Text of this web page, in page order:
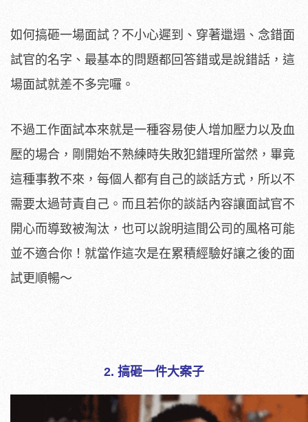
如何搞砸一場面試？不小心遲到、穿著邋遢、念錯面
試官的名字、最基本的問題都回答錯或是說錯話，這
場面試就差不多完囉。
不過工作面試本來就是一種容易使人增加壓力以及血
壓的場合，剛開始不熟練時失敗犯錯理所當然，畢竟
這種事教不來，每個人都有自己的談話方式，所以不
需要太過苛責自己。而且若你的談話內容讓面試官不
開心而導致被淘汰，也可以說明這間公司的風格可能
並不適合你！就當作這次是在累積經驗好讓之後的面
試更順暢～
2. 搞砸一件大案子